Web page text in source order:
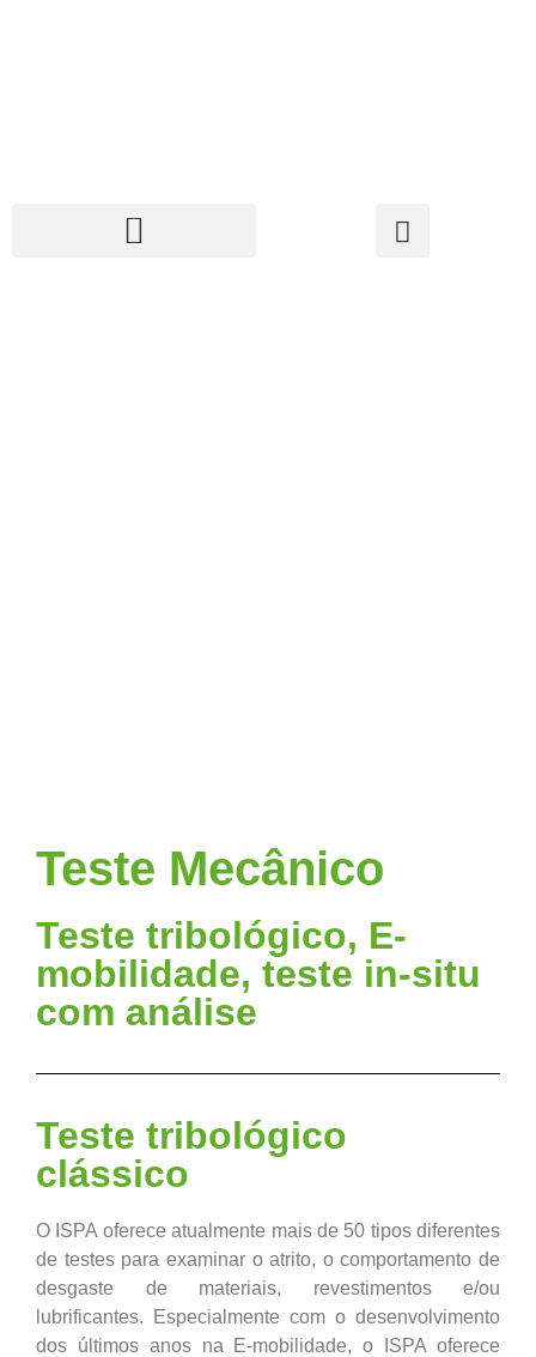
Teste Mecânico
Teste tribológico, E-
mobilidade, teste in-situ
com análise
Teste tribológico
clássico
O ISPA oferece atualmente mais de 50 tipos diferentes
de testes para examinar o atrito, o comportamento de
desgaste de materiais, revestimentos e/ou
lubrificantes. Especialmente com o desenvolvimento
dos últimos anos na E-mobilidade, o ISPA oferece